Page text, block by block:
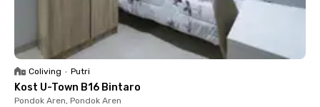
Coliving • Putri
Kost U-Town B16 Bintaro
Pondok Aren, Pondok Aren